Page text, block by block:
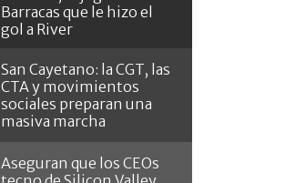
Barracas que le hizo el
gol a River
San Cayetano: la CGT, las
CTA y movimientos
sociales preparan una
masiva marcha
Aseguran que los CEOs